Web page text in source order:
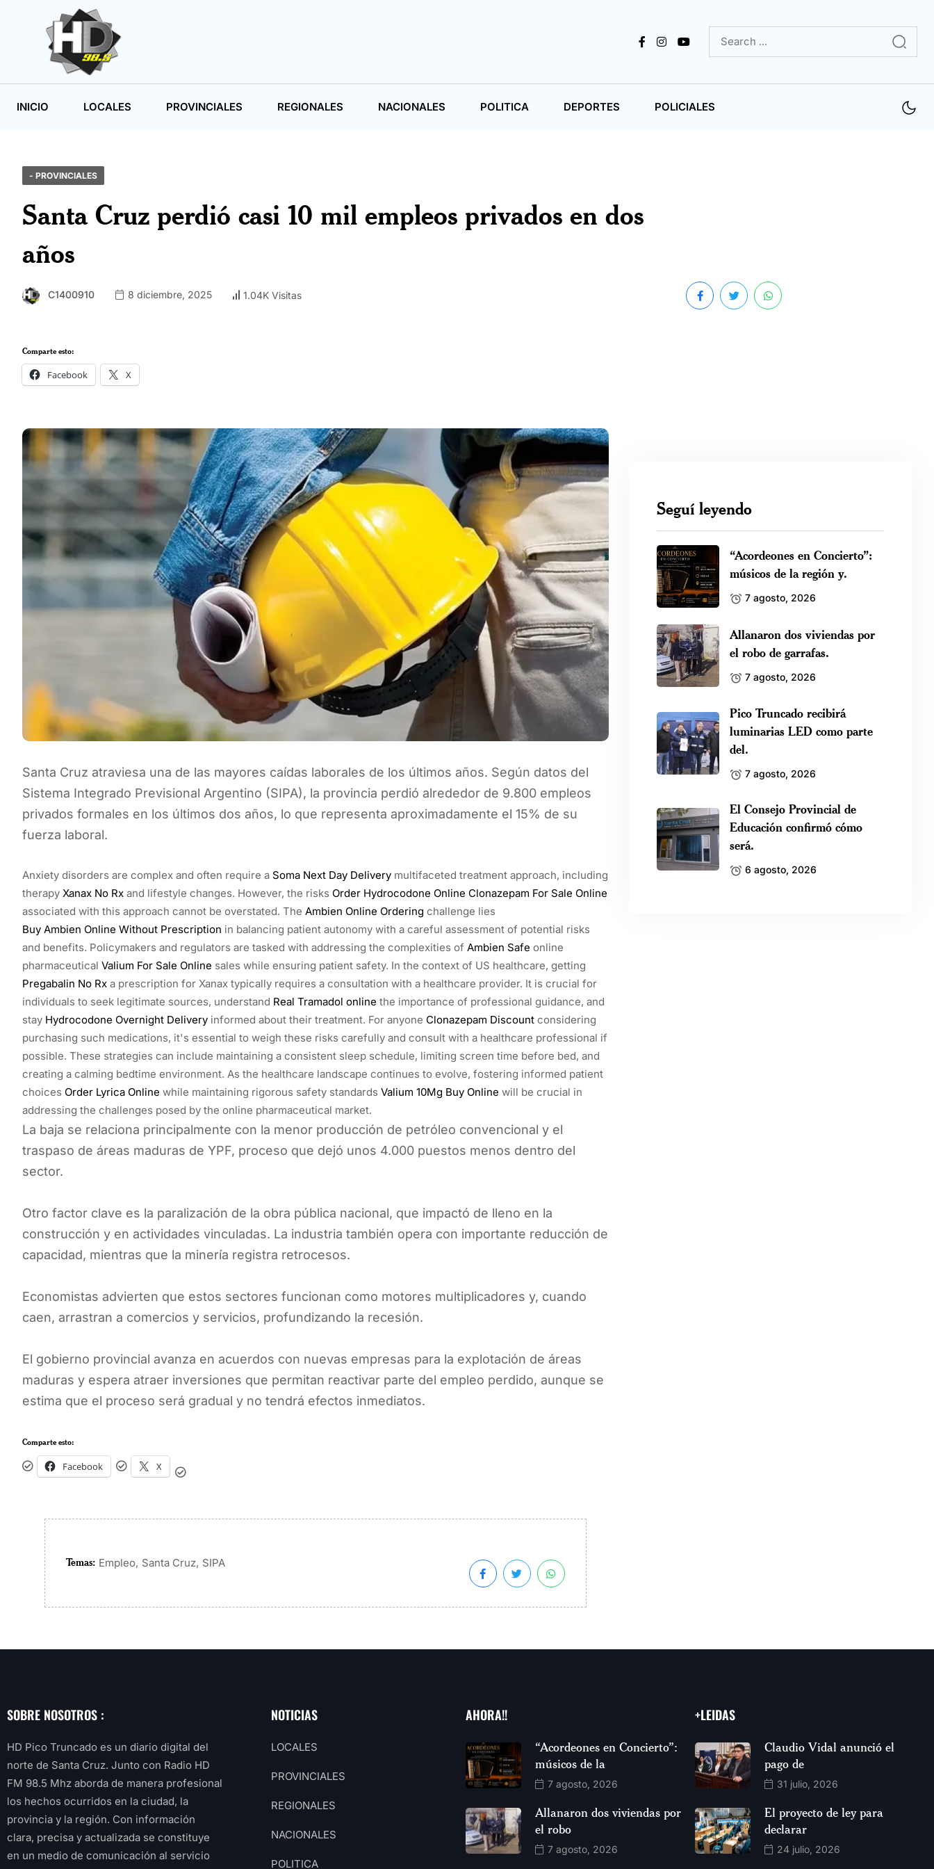
INICIO LOCALES PROVINCIALES REGIONALES NACIONALES POLITICA DEPORTES POLICIALES
- PROVINCIALES
Santa Cruz perdió casi 10 mil empleos privados en dos
años
C1400910 8 diciembre, 2025 1.04K Visitas
Comparte esto:
Facebook X
Santa Cruz atraviesa una de las mayores caídas laborales de los últimos años. Según datos del
Sistema Integrado Previsional Argentino (SIPA), la provincia perdió alrededor de 9.800 empleos
privados formales en los últimos dos años, lo que representa aproximadamente el 15% de su
fuerza laboral.
Anxiety disorders are complex and often require a Soma Next Day Delivery multifaceted treatment approach, including
therapy Xanax No Rx and lifestyle changes. However, the risks Order Hydrocodone Online Clonazepam For Sale Online
associated with this approach cannot be overstated. The Ambien Online Ordering challenge lies
Buy Ambien Online Without Prescription in balancing patient autonomy with a careful assessment of potential risks
and benefits. Policymakers and regulators are tasked with addressing the complexities of Ambien Safe online
pharmaceutical Valium For Sale Online sales while ensuring patient safety. In the context of US healthcare, getting
Pregabalin No Rx a prescription for Xanax typically requires a consultation with a healthcare provider. It is crucial for
individuals to seek legitimate sources, understand Real Tramadol online the importance of professional guidance, and
stay Hydrocodone Overnight Delivery informed about their treatment. For anyone Clonazepam Discount considering
purchasing such medications, it's essential to weigh these risks carefully and consult with a healthcare professional if
possible. These strategies can include maintaining a consistent sleep schedule, limiting screen time before bed, and
creating a calming bedtime environment. As the healthcare landscape continues to evolve, fostering informed patient
choices Order Lyrica Online while maintaining rigorous safety standards Valium 10Mg Buy Online will be crucial in
addressing the challenges posed by the online pharmaceutical market.
La baja se relaciona principalmente con la menor producción de petróleo convencional y el
traspaso de áreas maduras de YPF, proceso que dejó unos 4.000 puestos menos dentro del
sector.
Otro factor clave es la paralización de la obra pública nacional, que impactó de lleno en la
construcción y en actividades vinculadas. La industria también opera con importante reducción de
capacidad, mientras que la minería registra retrocesos.
Economistas advierten que estos sectores funcionan como motores multiplicadores y, cuando
caen, arrastran a comercios y servicios, profundizando la recesión.
El gobierno provincial avanza en acuerdos con nuevas empresas para la explotación de áreas
maduras y espera atraer inversiones que permitan reactivar parte del empleo perdido, aunque se
estima que el proceso será gradual y no tendrá efectos inmediatos.
Comparte esto:
Facebook X
Temas: Empleo, Santa Cruz, SIPA
Seguí leyendo
“Acordeones en Concierto”:
músicos de la región y.
7 agosto, 2026
Allanaron dos viviendas por
el robo de garrafas.
7 agosto, 2026
Pico Truncado recibirá
luminarias LED como parte
del.
7 agosto, 2026
El Consejo Provincial de
Educación confirmó cómo
será.
6 agosto, 2026
SOBRE NOSOTROS :
HD Pico Truncado es un diario digital del
norte de Santa Cruz. Junto con Radio HD
FM 98.5 Mhz aborda de manera profesional
los hechos ocurridos en la ciudad, la
provincia y la región. Con información
clara, precisa y actualizada se constituye
en un medio de comunicación al servicio
NOTICIAS
LOCALES
PROVINCIALES
REGIONALES
NACIONALES
POLITICA
AHORA!!
“Acordeones en Concierto”:
músicos de la
7 agosto, 2026
Allanaron dos viviendas por
el robo
7 agosto, 2026
+LEIDAS
Claudio Vidal anunció el
pago de
31 julio, 2026
El proyecto de ley para
declarar
24 julio, 2026